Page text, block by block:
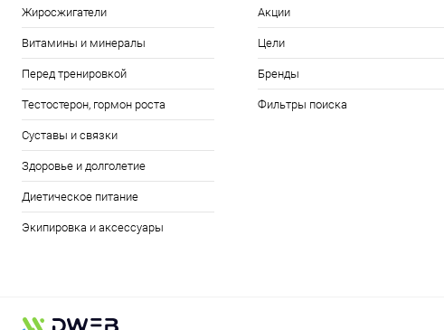
Жиросжигатели
Витамины и минералы
Перед тренировкой
Тестостерон, гормон роста
Суставы и связки
Здоровье и долголетие
Диетическое питание
Экипировка и аксессуары
Акции
Цели
Бренды
Фильтры поиска